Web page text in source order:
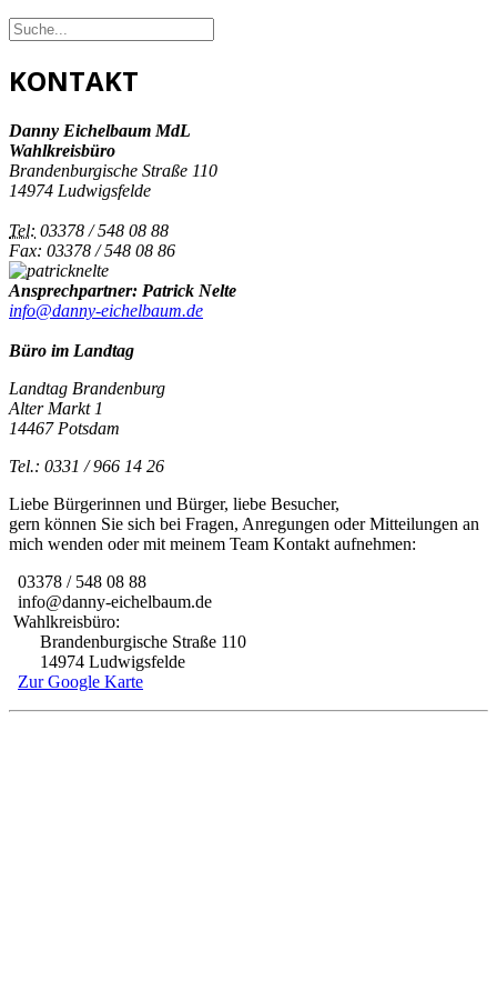
KONTAKT
Danny Eichelbaum MdL
Wahlkreisbüro
Brandenburgische Straße 110
14974 Ludwigsfelde
Tel: 03378 / 548 08 88
Fax: 03378 / 548 08 86
Ansprechpartner: Patrick Nelte
info@danny-eichelbaum.de
Büro im Landtag
Landtag Brandenburg
Alter Markt 1
14467 Potsdam
Tel.: 0331 / 966 14 26
Liebe Bürgerinnen und Bürger, liebe Besucher,
gern können Sie sich bei Fragen, Anregungen oder Mitteilungen an
mich wenden oder mit meinem Team Kontakt aufnehmen:
03378 / 548 08 88
info@danny-eichelbaum.de
Wahlkreisbüro:
Brandenburgische Straße 110
14974 Ludwigsfelde
Zur Google Karte